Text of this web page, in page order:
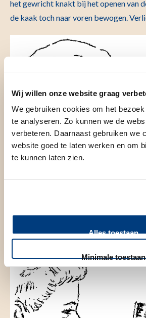
Wij willen onze website graag
We gebruiken cookies om het
te analyseren. Zo kunnen we de
verbeteren. Daarnaast gebruiken we
website goed te laten werken en om
te kunnen laten zien.
Alles toestaan
Minimale toestaan
het gewricht knakt bij het openen van
de kaak toch naar voren bewogen.